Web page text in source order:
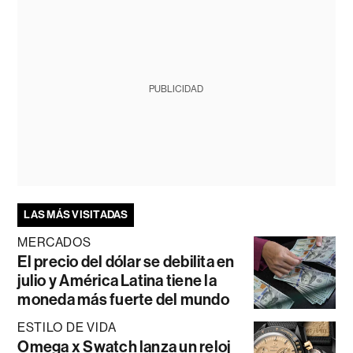
PUBLICIDAD
LAS MÁS VISITADAS
MERCADOS
El precio del dólar se debilita en
julio y América Latina tiene la
moneda más fuerte del mundo
ESTILO DE VIDA
Omega x Swatch lanza un reloj